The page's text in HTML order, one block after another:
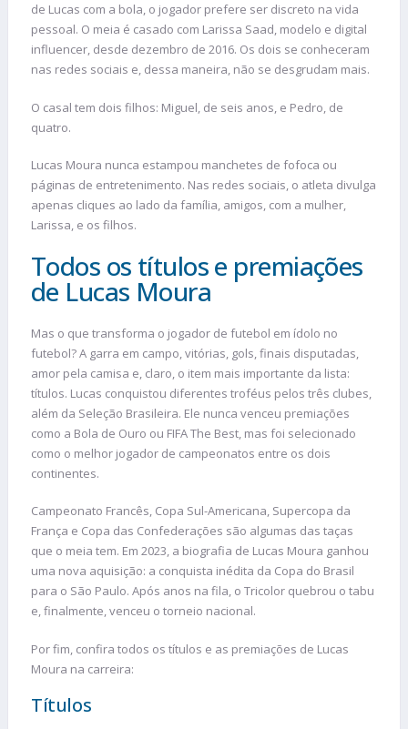
de Lucas com a bola, o jogador prefere ser discreto na vida
pessoal. O meia é casado com Larissa Saad, modelo e digital
influencer, desde dezembro de 2016. Os dois se conheceram
nas redes sociais e, dessa maneira, não se desgrudam mais.
O casal tem dois filhos: Miguel, de seis anos, e Pedro, de
quatro.
Lucas Moura nunca estampou manchetes de fofoca ou
páginas de entretenimento. Nas redes sociais, o atleta divulga
apenas cliques ao lado da família, amigos, com a mulher,
Larissa, e os filhos.
Todos os títulos e premiações
de Lucas Moura
Mas o que transforma o jogador de futebol em ídolo no
futebol? A garra em campo, vitórias, gols, finais disputadas,
amor pela camisa e, claro, o item mais importante da lista:
títulos. Lucas conquistou diferentes troféus pelos três clubes,
além da Seleção Brasileira. Ele nunca venceu premiações
como a Bola de Ouro ou FIFA The Best, mas foi selecionado
como o melhor jogador de campeonatos entre os dois
continentes.
Campeonato Francês, Copa Sul-Americana, Supercopa da
França e Copa das Confederações são algumas das taças
que o meia tem. Em 2023, a biografia de Lucas Moura ganhou
uma nova aquisição: a conquista inédita da Copa do Brasil
para o São Paulo. Após anos na fila, o Tricolor quebrou o tabu
e, finalmente, venceu o torneio nacional.
Por fim, confira todos os títulos e as premiações de Lucas
Moura na carreira:
Títulos